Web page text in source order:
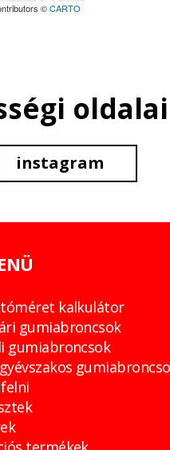
©CARTO
instagram
kalkulátor
gumiabroncsok
gumiabroncsok